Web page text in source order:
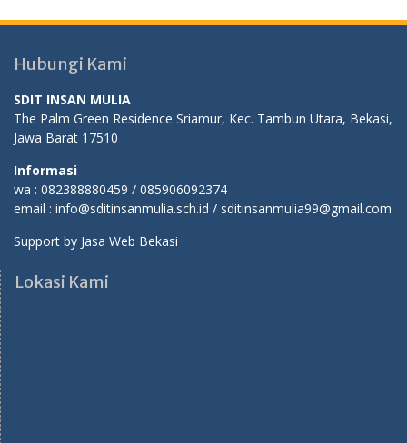
Hubungi Kami
SDIT INSAN MULIA
The Palm Green Residence Sriamur, Kec. Tambun Utara, Bekasi,
Jawa Barat 17510
Informasi
wa : 082388880459 / 085906092374
email : info@sditinsanmulia.sch.id / sditinsanmulia99@gmail.com
Support by Jasa Web Bekasi
Lokasi Kami